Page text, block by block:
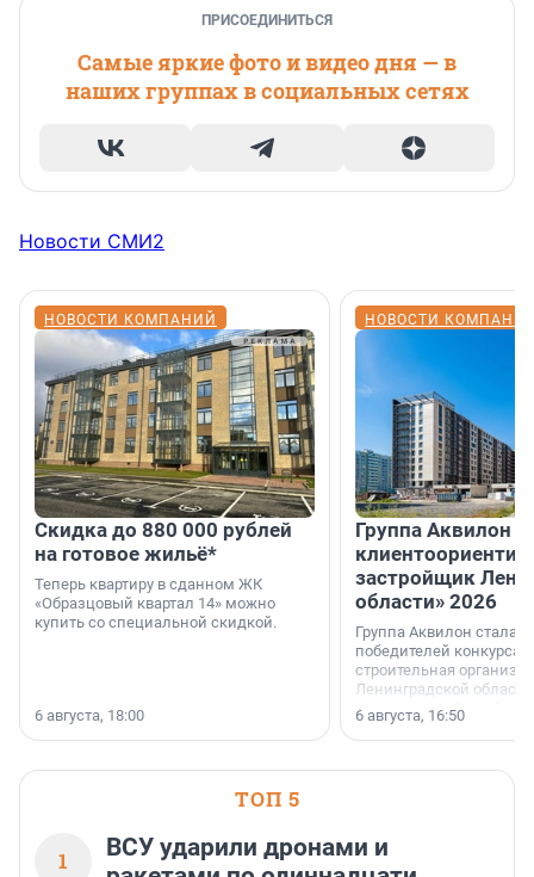
ПРИСОЕДИНИТЬСЯ
Самые яркие фото и видео дня — в
наших группах в социальных сетях
Новости СМИ2
НОВОСТИ КОМПАНИЙ
Скидка до 880 000 рублей
на готовое жильё*
Теперь квартиру в сданном ЖК
«Образцовый квартал 14» можно
купить со специальной скидкой.
6 августа, 18:00
НОВОСТИ
Группа Аквилон
застройщик
области» 2026
Группа Аквилон стала
победителей конкурса
строительная
Ленинградской области
номинации «Самый
застройщик
области».
6 августа, 16:50
ТОП 5
1
ВСУ ударили дронами и